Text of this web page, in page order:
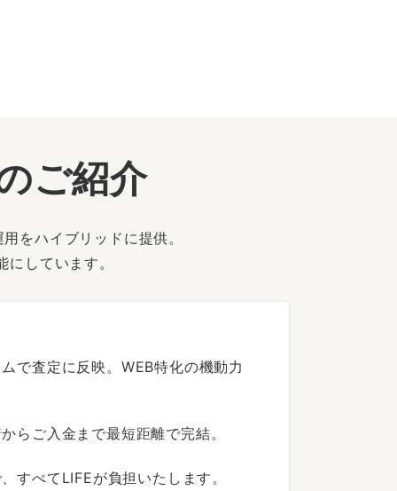
ご紹介
をハイブリッドに提供。
しています。
で査定に反映。WEB特化の機動力
らご入金まで最短距離で完結。
すべてLIFEが負担いたします。